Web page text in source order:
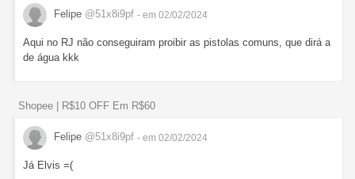
Felipe @51x8i9pf - em 02/02/2024
Aqui no RJ não conseguiram proibir as pistolas comuns, que dirá a
de água kkk
Shopee | R$10 OFF Em R$60
Felipe @51x8i9pf - em 02/02/2024
Já Elvis =(